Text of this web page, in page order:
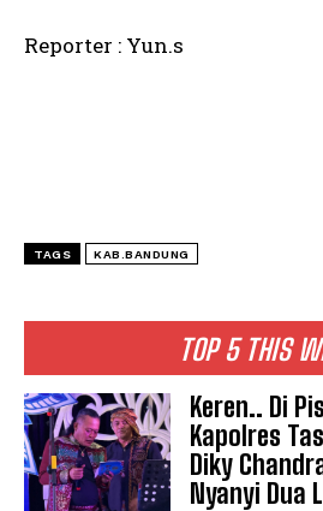
TOP 5 THIS
Keren.. Di
Kapolres
Diky
Nyanyi Dua
Reporter : Yun.s
TAGS KAB.BANDUNG